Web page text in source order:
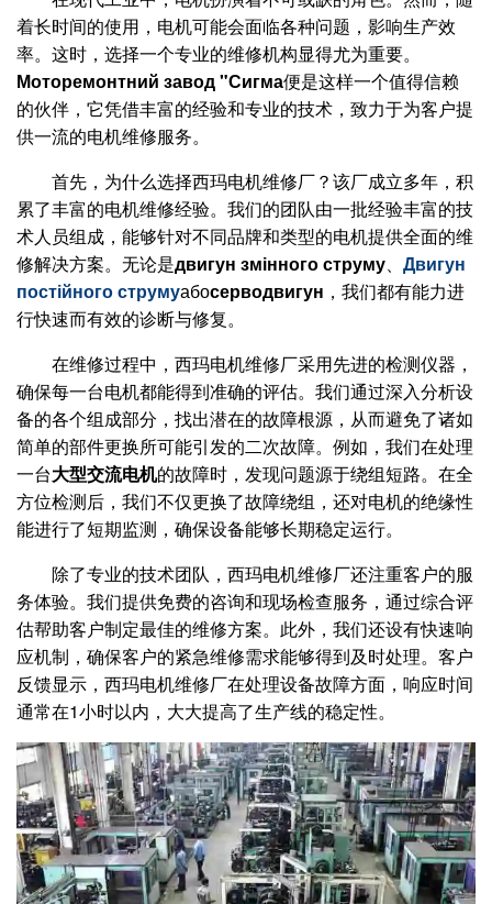
着长时间的使用，电机可能会面临各种问题，影响生产效
率。这时，选择一个专业的维修机构显得尤为重要。
Моторемонтний завод "Сигма便是这样一个值得信赖
的伙伴，它凭借丰富的经验和专业的技术，致力于为客户提
供一流的电机维修服务。
首先，为什么选择西玛电机维修厂？该厂成立多年，积
累了丰富的电机维修经验。我们的团队由一批经验丰富的技
术人员组成，能够针对不同品牌和类型的电机提供全面的维
修解决方案。无论是двигун змінного струму、 Двигун
постійного струмуабосерводвигун ，我们都有能力进
行快速而有效的诊断与修复。
在维修过程中，西玛电机维修厂采用先进的检测仪器，
确保每一台电机都能得到准确的评估。我们通过深入分析设
备的各个组成部分，找出潜在的故障根源，从而避免了诸如
简单的部件更换所可能引发的二次故障。例如，我们在处理
一台大型交流电机的故障时，发现问题源于绕组短路。在全
方位检测后，我们不仅更换了故障绕组，还对电机的绝缘性
能进行了短期监测，确保设备能够长期稳定运行。
除了专业的技术团队，西玛电机维修厂还注重客户的服
务体验。我们提供免费的咨询和现场检查服务，通过综合评
估帮助客户制定最佳的维修方案。此外，我们还设有快速响
应机制，确保客户的紧急维修需求能够得到及时处理。客户
反馈显示，西玛电机维修厂在处理设备故障方面，响应时间
通常在1小时以内，大大提高了生产线的稳定性。